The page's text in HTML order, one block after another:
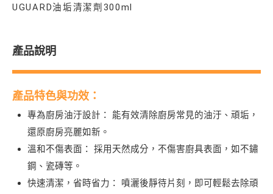
UGUARD油垢清潔劑300ml
產品說明
產品特色與功效：
專為廚房油汙設計： 能有效清除廚房常見的油汙、頑垢，
還原廚房亮麗如新。
溫和不傷表面： 採用天然成分，不傷害廚具表面，如不鏽
鋼、瓷磚等。
快速清潔，省時省力： 噴灑後靜待片刻，即可輕鬆去除頑